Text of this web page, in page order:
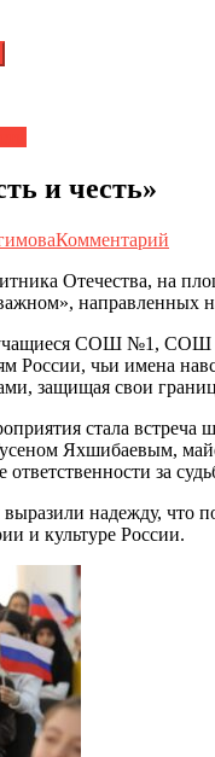
и честь»
Комментарий
Отечества, на
направленных
СОШ №1, СОШ
России, чьи имена
защищая свои
стала встреча
Яхшибаевым,
ответственности за
надежду,
и культуре России.